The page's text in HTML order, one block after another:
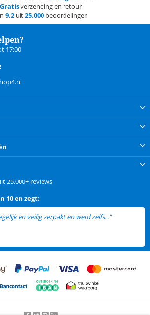
Gratisverzending en retour
9.2 uit25.000 beoordelingen
17:00
25.000+ reviews
10 en zegt:
en veilig verpakt en werd zelfs..."